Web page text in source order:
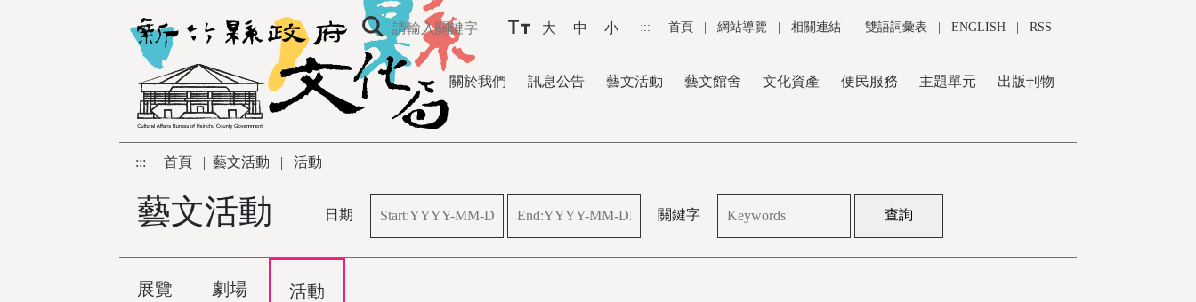
大 中 小 ::: 首頁 網站導覽 相關連結 雙語詞彙表 ENGLISH RSS
關於我們 訊息公告 藝文活動 藝文館舍 文化資產 便民服務 主題單元 出版刊物
::: 首頁 | 藝文活動 | 活動
藝文活動 日期 關鍵字 查詢
展覽 劇場 活動